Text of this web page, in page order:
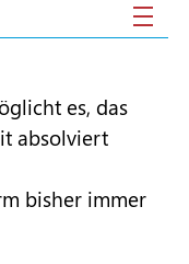
es, das
absolviert
bisher immer